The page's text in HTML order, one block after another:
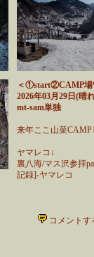
＜①start②CAMP
2026年03月29日(晴
mt-sam単独
来年ここ山菜
ヤマレコ↓
裏八海/マス沢参拝
記録]-ヤマレコ
コメントす